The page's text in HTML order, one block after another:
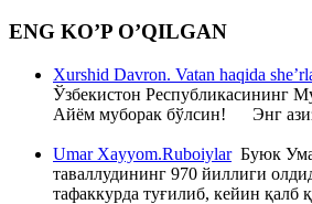
ENG KO’P O’QILGAN
Xurshid Davron. Vatan haqida
Ўзбекистон Республикасининг
Айём муборак бўлсин! Энг
Umar Xayyom.RuboiylarБуюк
таваллудининг 970 йиллиги
тафаккурда туғилиб, кейин қалб